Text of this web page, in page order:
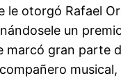
le otorgó Rafael
un
gran parte